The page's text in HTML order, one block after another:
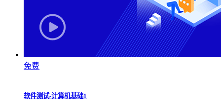
免费
软件测试-计算机基础1